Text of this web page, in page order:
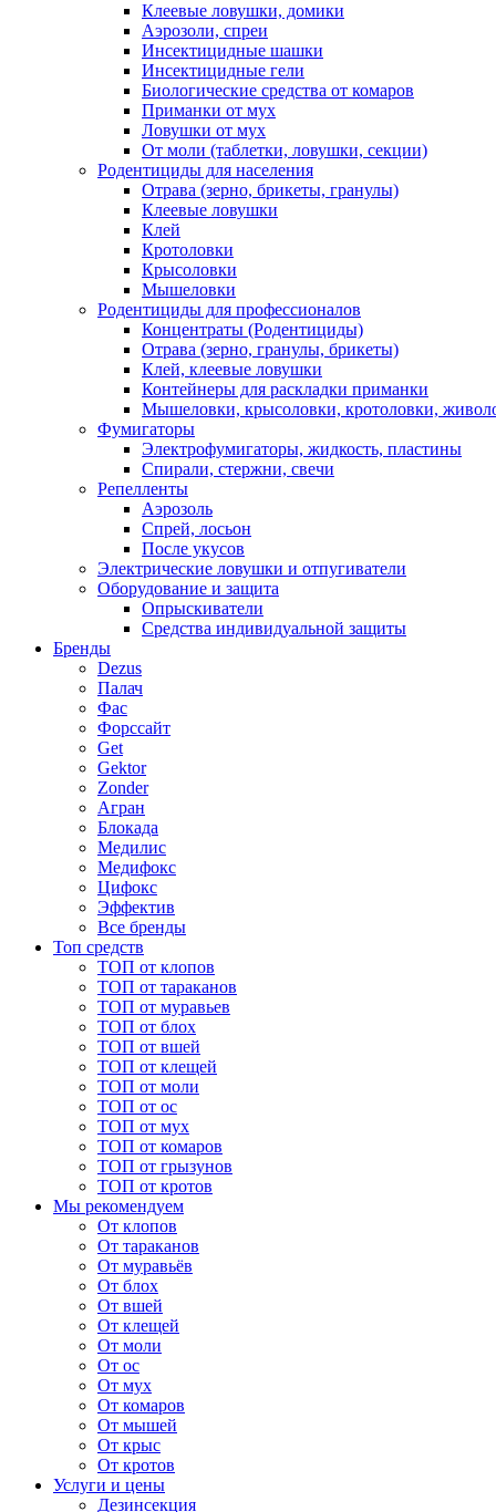
Клеевые ловушки, домики
Аэрозоли, спреи
Инсектицидные шашки
Инсектицидные гели
Биологические средства от комаров
Приманки от мух
Ловушки от мух
От моли (таблетки, ловушки, секции)
Родентициды для населения
Отрава (зерно, брикеты, гранулы)
Клеевые ловушки
Клей
Кротоловки
Крысоловки
Мышеловки
Родентициды для профессионалов
Концентраты (Родентициды)
Отрава (зерно, гранулы, брикеты)
Клей, клеевые ловушки
Контейнеры для раскладки приманки
Мышеловки, крысоловки, кротоловки,
Фумигаторы
Электрофумигаторы, жидкость, пластины
Спирали, стержни, свечи
Репелленты
Аэрозоль
Спрей, лосьон
После укусов
Электрические ловушки и отпугиватели
Оборудование и защита
Опрыскиватели
Средства индивидуальной защиты
Бренды
Dezus
Палач
Фас
Форcсайт
Get
Gektor
Zonder
Агран
Блокада
Медилис
Медифокс
Цифокс
Эффектив
Все бренды
Топ средств
ТОП от клопов
ТОП от тараканов
ТОП от муравьев
ТОП от блох
ТОП от вшей
ТОП от клещей
ТОП от моли
ТОП от ос
ТОП от мух
ТОП от комаров
ТОП от грызунов
ТОП от кротов
Мы рекомендуем
От клопов
От тараканов
От муравьёв
От блох
От вшей
От клещей
От моли
От ос
От мух
От комаров
От мышей
От крыс
От кротов
Услуги и цены
Дезинсекция